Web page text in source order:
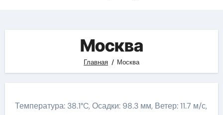
Москва
Главная Москва
Температура: 38.1°C, Осадки: 98.3 мм, Ветер: 11.7 м/с,